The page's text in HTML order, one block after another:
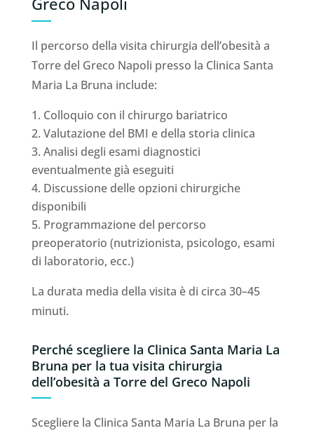
Il percorso della visita chirurgia dell’obesità a
Torre del Greco Napoli presso la Clinica Santa
Maria La Bruna include:
Colloquio con il chirurgo bariatrico
Valutazione del BMI e della storia clinica
Analisi degli esami diagnostici
eventualmente già eseguiti
Discussione delle opzioni chirurgiche
disponibili
Programmazione del percorso
preoperatorio (nutrizionista, psicologo, esami
di laboratorio, ecc.)
La durata media della visita è di circa 30–45
minuti.
Perché scegliere la Clinica Santa Maria La
Bruna per la tua visita chirurgia
dell’obesità a Torre del Greco Napoli
Scegliere la Clinica Santa Maria La Bruna per la